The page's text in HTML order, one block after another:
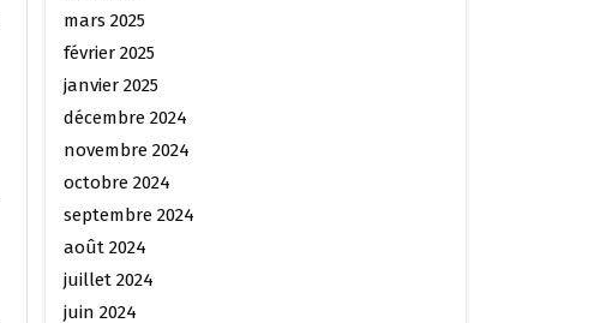
mars 2025
février 2025
janvier 2025
décembre 2024
novembre 2024
octobre 2024
septembre 2024
août 2024
juillet 2024
juin 2024